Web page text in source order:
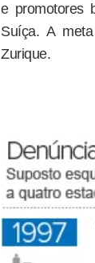
e promotores
Suíça. A
Zurique.